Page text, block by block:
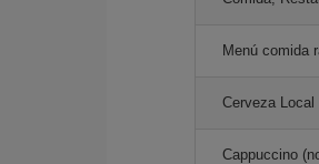
Menú comida
Cerveza
Cappuccino